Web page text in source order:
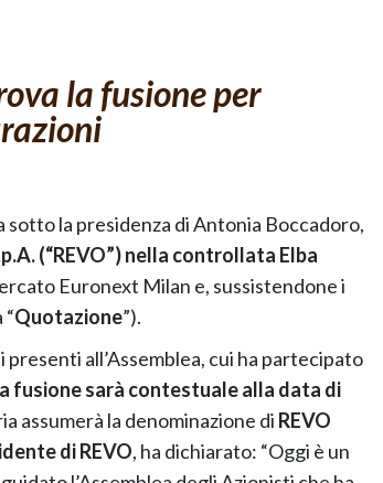
la fusione per
sotto la presidenza di Antonia Boccadoro,
(“REVO”) nella controllata Elba
Euronext Milan e, sussistendone i
Quotazione”).
all’Assemblea, cui ha partecipato
fusione sarà contestuale alla data di
assumerà la denominazione di REVO
di REVO, ha dichiarato: “Oggi è un